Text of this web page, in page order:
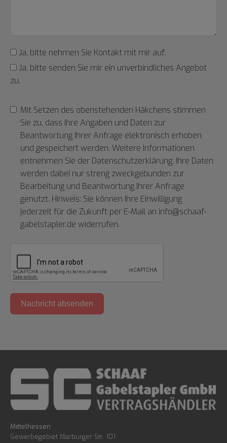
Ja, bitte nehmen Sie Kontakt mit mir auf.
Ja, bitte senden Sie mir ein unverbindliches Angebot
zu.
Mit Setzen des obenstehenden Häkchens stimmen
Sie zu, dass Ihre Angaben und Daten zur
Beantwortung Ihrer Anfrage elektronisch erhoben
und gespeichert werden. Weitere Informationen
entnehmen Sie der Datenschutzerklärung. Ihre Daten
werden dabei nur streng zweckgebunden zur
Bearbeitung und Beantwortung Ihrer Anfrage
genutzt. Hinweis: Sie können Ihre Einwilligung
jederzeit für die Zukunft per E-Mail an info@schaaf-
gabelstapler.de widerrufen.
Nachricht absenden
Mittelhessen
Gewerbegebiet Marburger Str. 101